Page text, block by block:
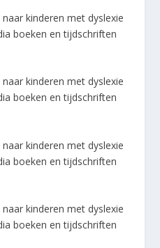
kinderen met dyslexie
boeken en tijdschriften
kinderen met dyslexie
boeken en tijdschriften
kinderen met dyslexie
boeken en tijdschriften
kinderen met dyslexie
boeken en tijdschriften